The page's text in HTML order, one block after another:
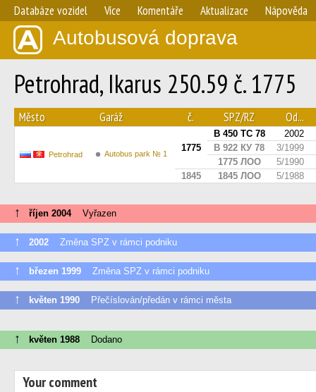
Databáze vozidel Více Komentáře Aktualizace Nápověda
Autobusová doprava
Petrohrad, Ikarus 250.59 č. 1775
Město Garáž č. SPZ/RZ Od...
Petrohrad Autobus park № 1
1775
В 450 ТС 78
2002
В 922 КУ 78
3/1999
1775 ЛОО
5/1990
1845
1845 ЛОО 5/1988
↑ říjen 2004Vyřazen
↑ 2002 Změna SPZ v rámci podniku
↑ březen 1999 Změna SPZ v rámci podniku
↑ květen 1990 Přečíslován/předán v rámci města
↑ květen 1988 Dodano
Your comment